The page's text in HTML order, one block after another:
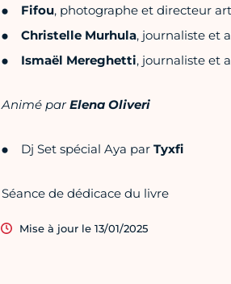
Fifou, photographe et directeur
Christelle Murhula, journaliste et
Ismaël Mereghetti, journaliste et
Animé parElena Oliveri
Dj Set spécial Aya par Tyxfi
Séance de dédicace du livre
Mise à jour le 13/01/2025